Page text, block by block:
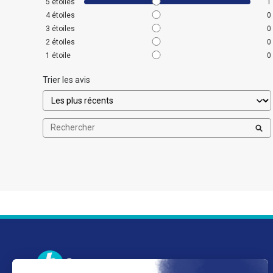
5 étoiles
1
4 étoiles
0
3 étoiles
0
2 étoiles
0
1 étoile 0
Trier les avis
Baron du rail